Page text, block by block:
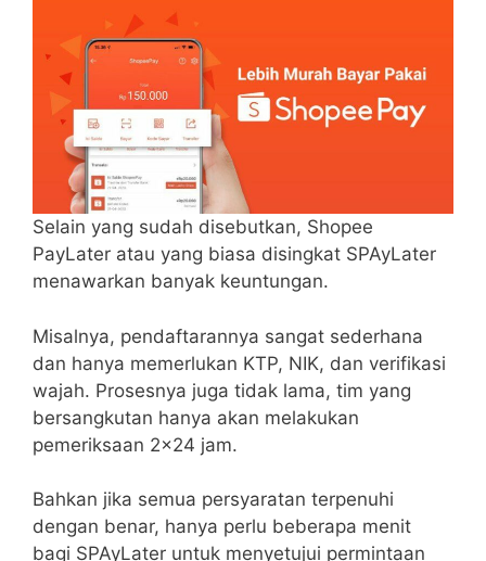
Selain yang sudah disebutkan, Shopee
PayLater atau yang biasa disingkat SPAyLater
menawarkan banyak keuntungan.
Misalnya, pendaftarannya sangat sederhana
dan hanya memerlukan KTP, NIK, dan verifikasi
wajah. Prosesnya juga tidak lama, tim yang
bersangkutan hanya akan melakukan
pemeriksaan 2×24 jam.
Bahkan jika semua persyaratan terpenuhi
dengan benar, hanya perlu beberapa menit
bagi SPAyLater untuk menyetujui permintaan